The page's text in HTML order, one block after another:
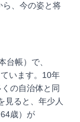
ら、今の姿と将
台帳）で、
います。10年
の自治体と同
見ると、年少人
歳）が